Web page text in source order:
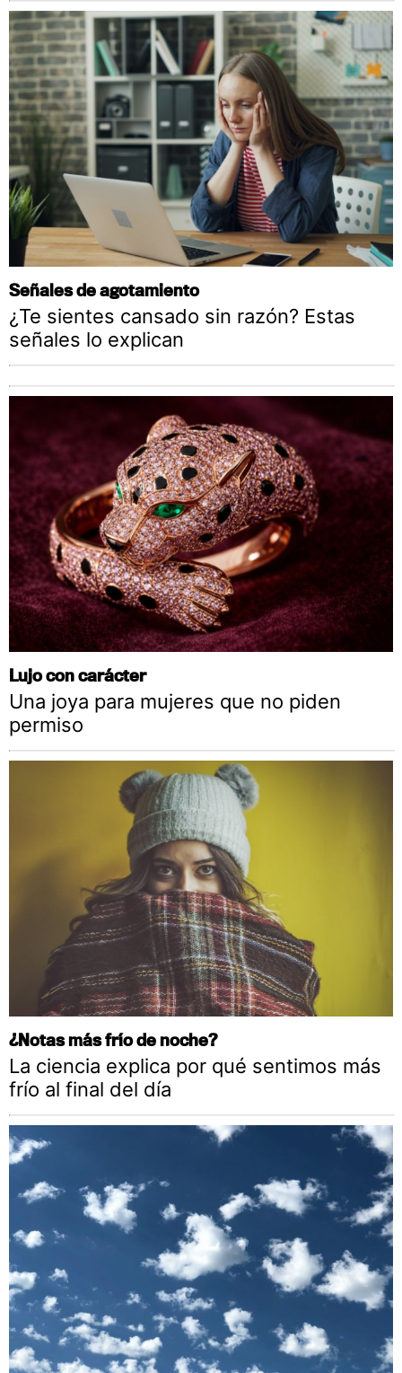
Señales de agotamiento
¿Te sientes cansado sin razón? Estas
señales lo explican
Lujo con carácter
Una joya para mujeres que no piden
permiso
¿Notas más frío de noche?
La ciencia explica por qué sentimos más
frío al final del día